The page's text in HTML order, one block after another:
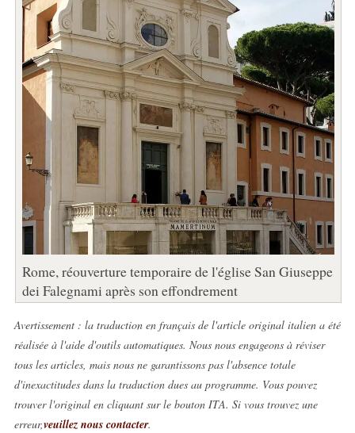
Rome, réouverture temporaire de l'église San Giuseppe
dei Falegnami après son effondrement
Avertissement : la traduction en français de l'article original italien a été
réalisée à l'aide d'outils automatiques. Nous nous engageons à réviser
tous les articles, mais nous ne garantissons pas l'absence totale
d'inexactitudes dans la traduction dues au programme. Vous pouvez
trouver l'original en cliquant sur le bouton ITA. Si vous trouvez une
erreur,veuillez nous contacter.